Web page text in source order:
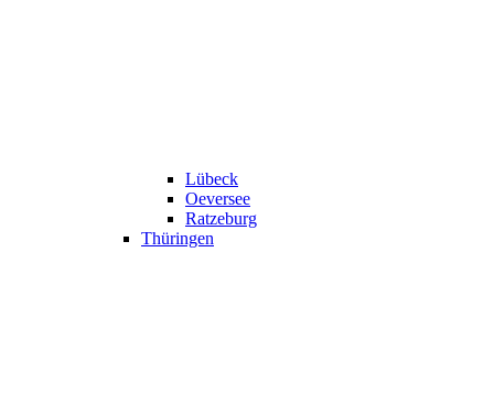
Lübeck
Oeversee
Ratzeburg
Thüringen